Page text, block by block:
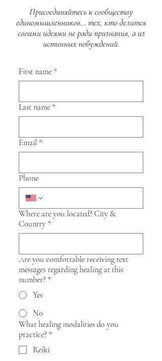
Присоединяйтесь к сообществу
единомышленников… тех, кто делится
своими идеями не ради признания, а из
истинных побуждений.
First name *
Last name *
Email *
Phone
Where are you located? City &
Country *
Are you comfortable receiving text
messages regarding healing at this
number? *
Yes
No
What healing modalities do you
practice? *
Reiki